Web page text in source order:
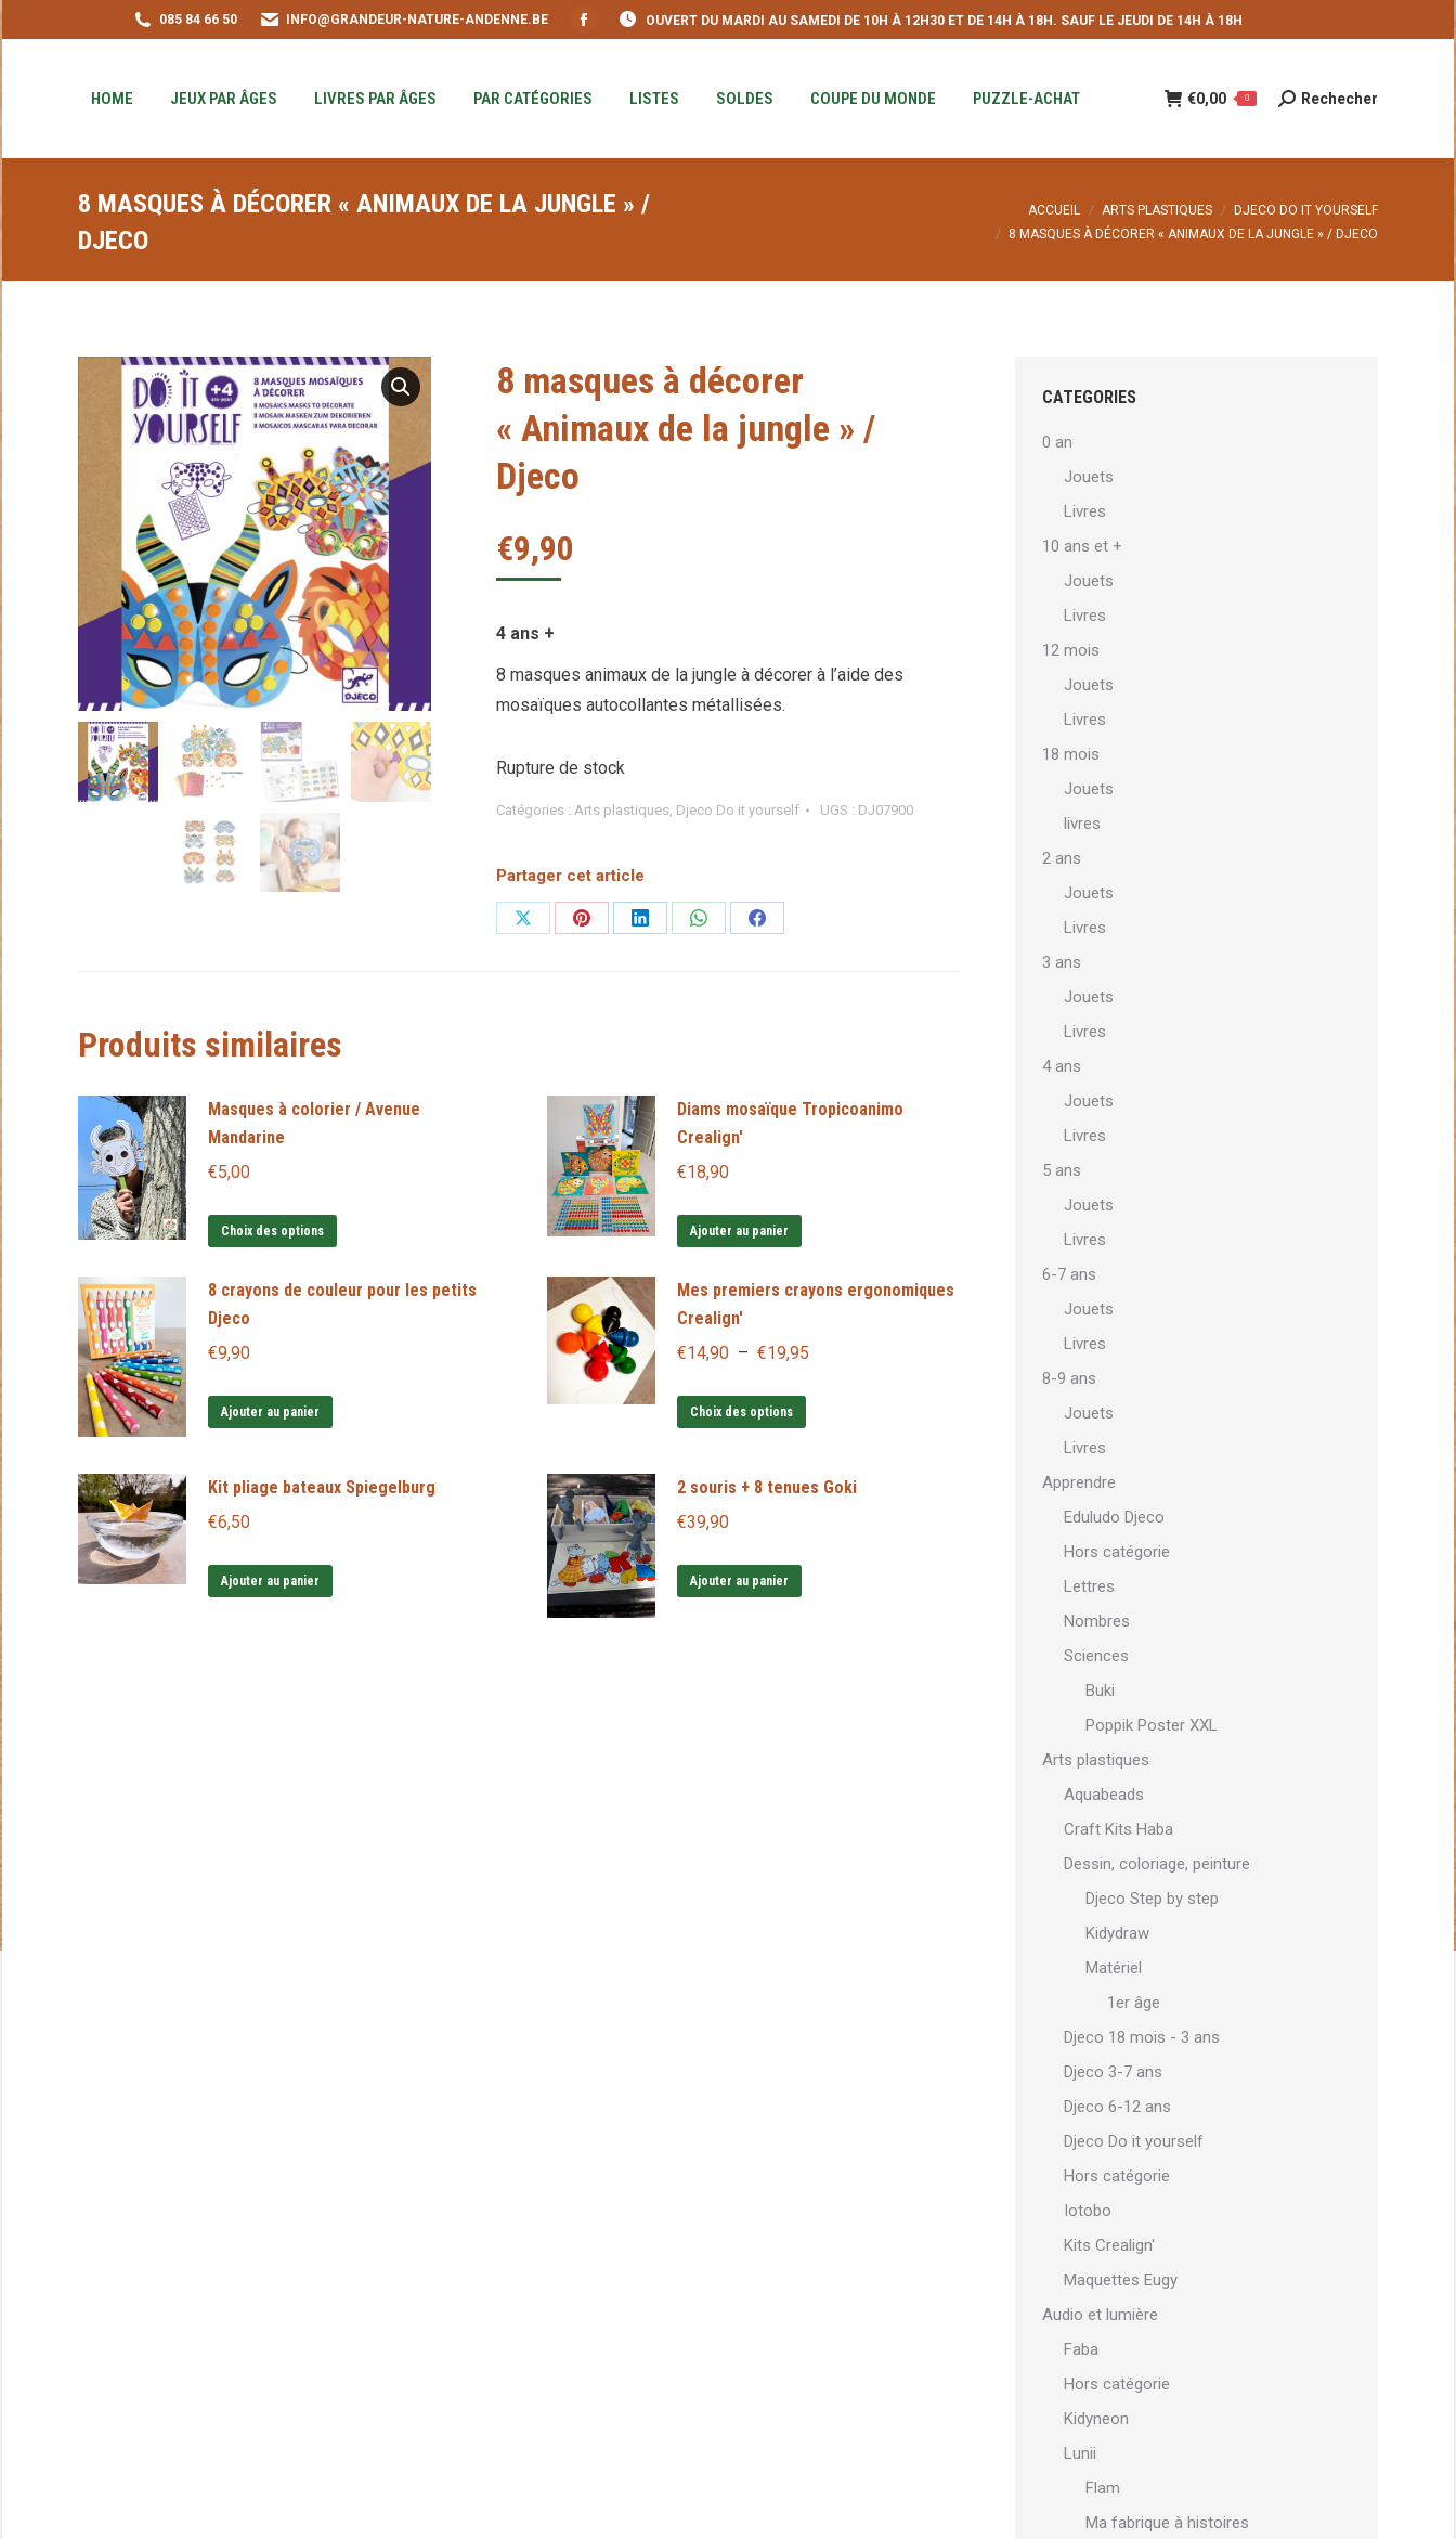
085 84 66 50 INFO@GRANDEUR-NATURE-ANDENNE.BE
Facebook
opens
OUVERT DU MARDI AU SAMEDI DE 10H À 12H30 ET DE 14H À 18H. SAUF LE JEUDI DE 14H À 18H
HOME JEUX PAR ÂGES LIVRES PAR ÂGES PAR CATÉGORIES LISTES SOLDES COUPE DU MONDE PUZZLE-ACHAT €0,00 0
Recherche
Rechecher
8 MASQUES À DÉCORER « ANIMAUX DE LA JUNGLE » /
DJECO
ACCUEIL ARTS PLASTIQUES
DJECO DO IT YOURSELF
8 MASQUES À DÉCORER « ANIMAUX DE LA JUNGLE » / DJECO
8 masques à décorer
« Animaux de la jungle » /
Djeco
€9,90
4 ans +
8 masques animaux de la jungle à décorer à l’aide des
mosaïques autocollantes métallisées.
Rupture de stock
Catégories : Arts plastiques, Djeco Do it yourself UGS : DJ07900
Partager cet article
PartagerPartagerPartagerPartagerPartager
Produits similaires
Masques à colorier / Avenue
Mandarine
€5,00
Choix des options
a
choisies
Diams mosaïque Tropicoanimo
Crealign'
€18,90
Ajouter au panier
8 crayons de couleur pour les petits
Djeco
€9,90
Ajouter au panier
Mes premiers crayons ergonomiques
Crealign'
€14,90 – €19,95Plage
Choix des options
Kit pliage bateaux Spiegelburg
€6,50
Ajouter au panier
2 souris + 8 tenues Goki
€39,90
Ajouter au panier
CATEGORIES
0 an
Jouets
Livres
10 ans et +
Jouets
Livres
12 mois
Jouets
Livres
18 mois
Jouets
livres
2 ans
Jouets
Livres
3 ans
Jouets
Livres
4 ans
Jouets
Livres
5 ans
Jouets
Livres
6-7 ans
Jouets
Livres
8-9 ans
Jouets
Livres
Apprendre
Eduludo Djeco
Hors catégorie
Lettres
Nombres
Sciences
Buki
Poppik Poster XXL
Arts plastiques
Aquabeads
Craft Kits Haba
Dessin, coloriage, peinture
Djeco Step by step
Kidydraw
Matériel
1er âge
Djeco 18 mois - 3 ans
Djeco 3-7 ans
Djeco 6-12 ans
Djeco Do it yourself
Hors catégorie
Iotobo
Kits Crealign'
Maquettes Eugy
Audio et lumière
Faba
Hors catégorie
Kidyneon
Lunii
Flam
Ma fabrique à histoires
HOME JEUX PAR ÂGES LIVRES PAR ÂGES PAR CATÉGORIES LISTES SOLDES COUPE DU MONDE
PUZZLE-ACHAT
: